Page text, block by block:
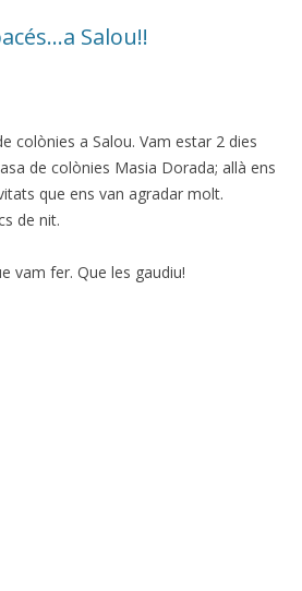
Salou!!
colònies a Salou. Vam estar 2 dies
de colònies Masia Dorada; allà ens
que ens van agradar molt.
de nit.
vam fer. Que les gaudiu!